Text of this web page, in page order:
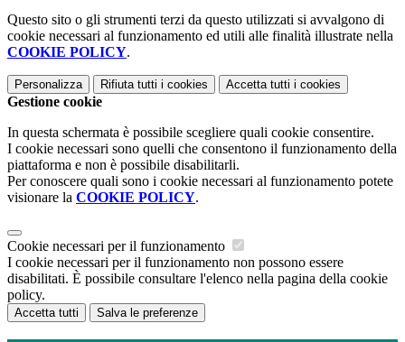
Questo sito o gli strumenti terzi da questo utilizzati si avvalgono di
cookie necessari al funzionamento ed utili alle finalità illustrate nella
COOKIE POLICY.
Personalizza Rifiuta tutti i cookies Accetta tutti i cookies
Gestione cookie
In questa schermata è possibile scegliere quali cookie consentire.
I cookie necessari sono quelli che consentono il funzionamento della
piattaforma e non è possibile disabilitarli.
Per conoscere quali sono i cookie necessari al funzionamento potete
visionare la COOKIE POLICY.
Cookie necessari per il funzionamento
I cookie necessari per il funzionamento non possono essere
disabilitati. È possibile consultare l'elenco nella pagina della cookie
policy.
Accetta tutti Salva le preferenze